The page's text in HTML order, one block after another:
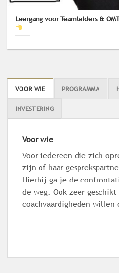
Leergang voor Teamleiders &
VOOR WIE PROGRAMMA
INVESTERING
Voor wie
Voor iedereen die zich
zijn of haar
Hierbij ga je de
de weg. Ook zeer
coachvaardigheden willen